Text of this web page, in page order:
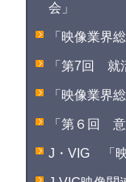
会」
「映像業界
「第7回 就
「映像業界
「第６回 意
J・VIG 「